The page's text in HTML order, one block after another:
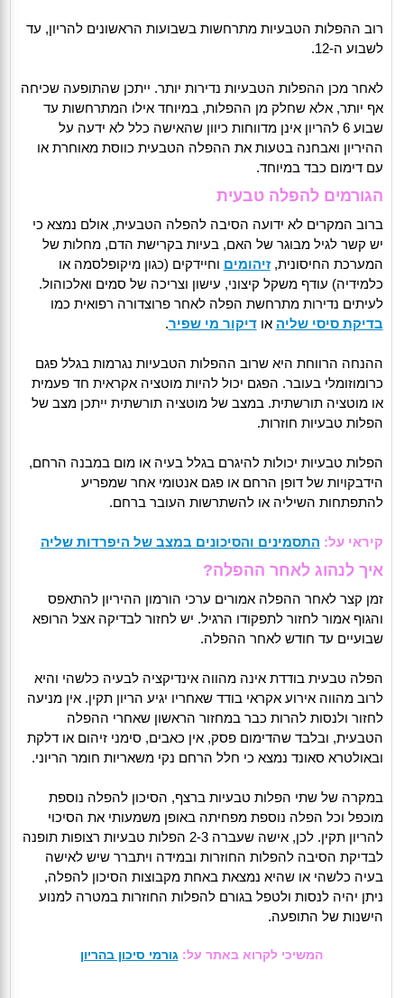
רוב ההפלות הטבעיות מתרחשות בשבועות הראשונים להריון, עד
לשבוע ה-12.
לאחר מכן ההפלות הטבעיות נדירות יותר. ייתכן שהתופעה שכיחה
אף יותר, אלא שחלק מן ההפלות, במיוחד אילו המתרחשות עד
שבוע 6 להריון אינן מדווחות כיוון שהאישה כלל לא ידעה על
ההיריון ואבחנה בטעות את ההפלה הטבעית כווסת מאוחרת או
עם דימום כבד במיוחד.
הגורמים להפלה טבעית
ברוב המקרים לא ידועה הסיבה להפלה הטבעית, אולם נמצא כי
יש קשר לגיל מבוגר של האם, בעיות בקרישת הדם, מחלות של
המערכת החיסונית,זיהומים וחיידקים (כגון מיקופלסמה או
כלמידיה) עודף משקל קיצוני, עישון וצריכה של סמים ואלכוהול.
לעיתים נדירות מתרחשת הפלה לאחר פרוצדורה רפואית כמו
בדיקת סיסי שליה אודיקור מי שפיר.
ההנחה הרווחת היא שרוב ההפלות הטבעיות נגרמות בגלל פגם
כרומוזומלי בעובר. הפגם יכול להיות מוטציה אקראית חד פעמית
או מוטציה תורשתית. במצב של מוטציה תורשתית ייתכן מצב של
הפלות טבעיות חוזרות.
הפלות טבעיות יכולות להיגרם בגלל בעיה או מום במבנה הרחם,
הידבקויות של דופן הרחם או פגם אנטומי אחר שמפריע
להתפתחות השיליה או להשתרשות העובר ברחם.
קיראי על: התסמינים והסיכונים במצב של היפרדות שליה
איך לנהוג לאחר ההפלה?
זמן קצר לאחר ההפלה אמורים ערכי הורמון ההיריון להתאפס
והגוף אמור לחזור לתפקודו הרגיל. יש לחזור לבדיקה אצל הרופא
שבועיים עד חודש לאחר ההפלה.
הפלה טבעית בודדת אינה מהווה אינדיקציה לבעיה כלשהי והיא
לרוב מהווה אירוע אקראי בודד שאחריו יגיע הריון תקין. אין מניעה
לחזור ולנסות להרות כבר במחזור הראשון שאחרי ההפלה
הטבעית, ובלבד שהדימום פסק, אין כאבים, סימני זיהום או דלקת
ובאולטרא סאונד נמצא כי חלל הרחם נקי משאריות חומר הריוני.
במקרה של שתי הפלות טבעיות ברצף, הסיכון להפלה נוספת
מוכפל וכל הפלה נוספת מפחיתה באופן משמעותי את הסיכוי
להריון תקין. לכן, אישה שעברה 2-3 הפלות טבעיות רצופות תופנה
לבדיקת הסיבה להפלות החוזרות ובמידה ויתברר שיש לאישה
בעיה כלשהי או שהיא נמצאת באחת מקבוצות הסיכון להפלה,
ניתן יהיה לנסות ולטפל בגורם להפלות החוזרות במטרה למנוע
הישנות של התופעה.
המשיכי לקרוא באתר על: גורמי סיכון בהריון